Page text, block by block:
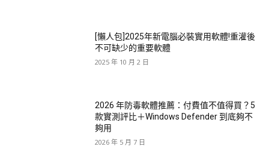
[懶人包]2025年新電腦必裝實用軟體!重灌後
不可缺少的重要軟體
2025 年 10 月 2 日
2026 年防毒軟體推薦：付費值不值得買？5
款實測評比＋Windows Defender 到底夠不
夠用
2026 年 5 月 7 日